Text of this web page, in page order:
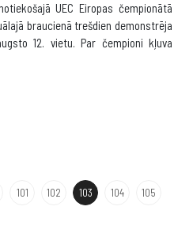
UEC Eiropas čempionātā
braucienā trešdien demonstrēja
12. vietu. Par čempioni kļuva
101 102 103 104 105